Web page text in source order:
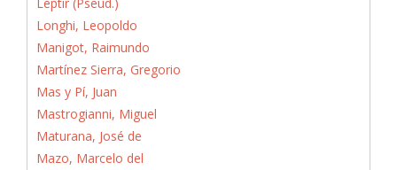
Longhi, Leopoldo
Manigot, Raimundo
Martínez Sierra, Gregorio
Mas y Pí, Juan
Mastrogianni, Miguel
Maturana, José de
Mazo, Marcelo del